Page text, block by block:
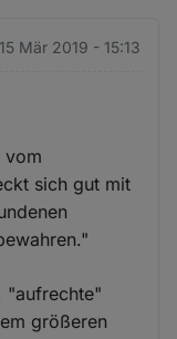
Mär 2019 - 15:13
vom
sich gut mit
"aufrechte"
größeren